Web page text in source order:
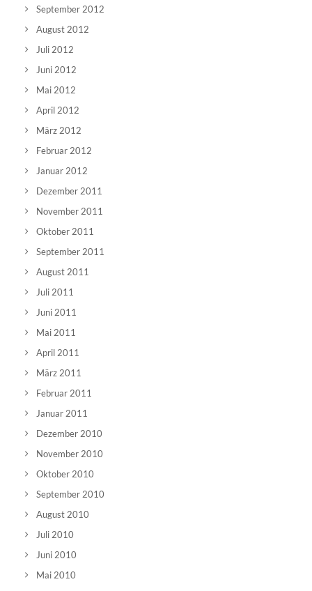
September 2012
August 2012
Juli 2012
Juni 2012
Mai 2012
April 2012
März 2012
Februar 2012
Januar 2012
Dezember 2011
November 2011
Oktober 2011
September 2011
August 2011
Juli 2011
Juni 2011
Mai 2011
April 2011
März 2011
Februar 2011
Januar 2011
Dezember 2010
November 2010
Oktober 2010
September 2010
August 2010
Juli 2010
Juni 2010
Mai 2010